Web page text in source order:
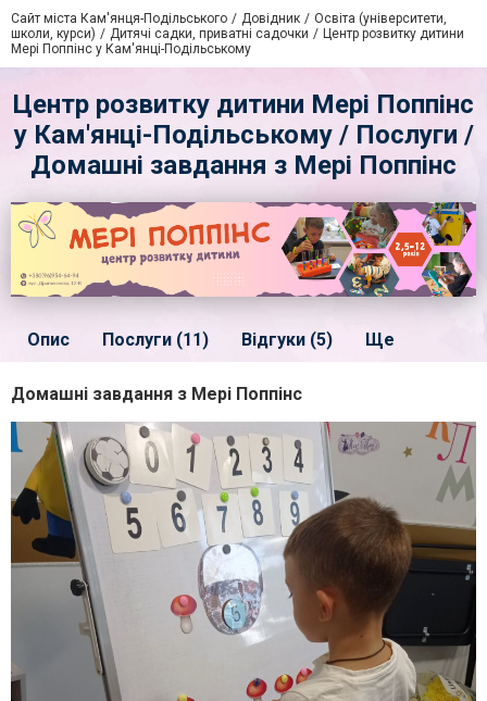
Сайт міста Кам'янця-Подільського Довідник
Освіта (університети,
школи, курси)
Дитячі садки, приватні садочки
Центр розвитку дитини
Мері Поппінс у Кам'янці-Подільському
Центр розвитку дитини Мері Поппінс
у Кам'янці-Подільському / Послуги /
Домашні завдання з Мері Поппінс
Опис Послуги (11) Відгуки (5) Ще
Домашні завдання з Мері Поппінс